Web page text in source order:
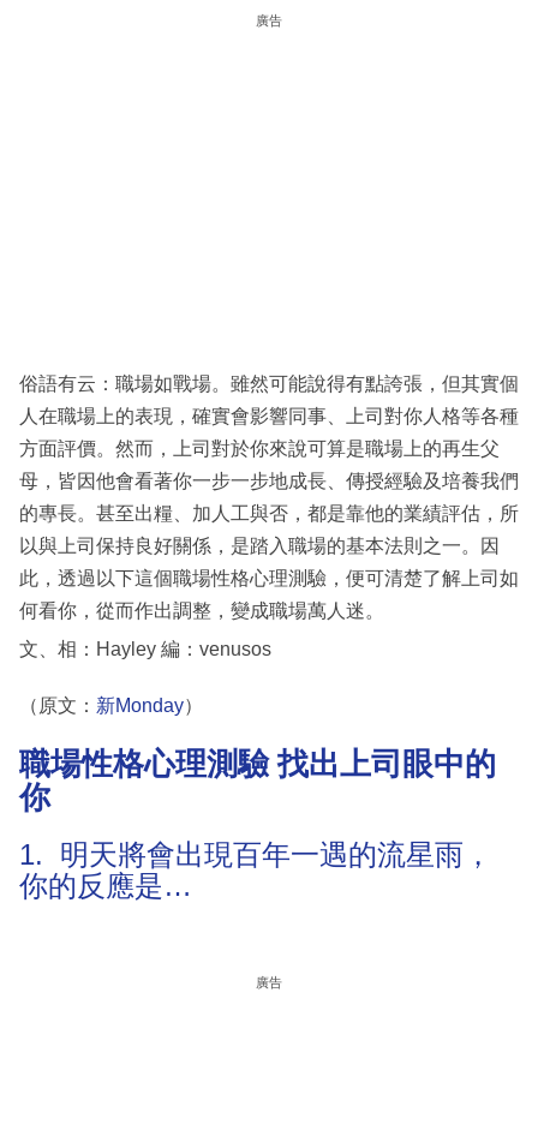
區
廣告
俗語有云：職場如戰場。雖然可能說得有點誇張，但其實個
人在職場上的表現，確實會影響同事、上司對你人格等各種
方面評價。然而，上司對於你來說可算是職場上的再生父
母，皆因他會看著你一步一步地成長、傳授經驗及培養我們
的專長。甚至出糧、加人工與否，都是靠他的業績評估，所
以與上司保持良好關係，是踏入職場的基本法則之一。因
此，透過以下這個職場性格心理測驗，便可清楚了解上司如
何看你，從而作出調整，變成職場萬人迷。
文、相：Hayley 編：venusos
（原文： 新Monday）
職場性格心理測驗 找出上司眼中的
你
1. 明天將會出現百年一遇的流星雨，
你的反應是…
廣告